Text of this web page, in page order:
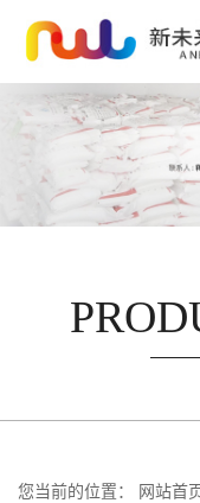
您当前的位置： 网站首